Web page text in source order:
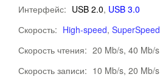
Интерфейс: USB 2.0, USB 3.0
Скорость: High-speed, SuperSpeed
Скорость чтения: 20 Mb/s, 40 Mb/s
Скорость записи: 10 Mb/s, 20 Mb/s